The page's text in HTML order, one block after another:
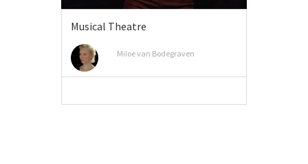
Musical Theatre
Miloe van Bodegraven